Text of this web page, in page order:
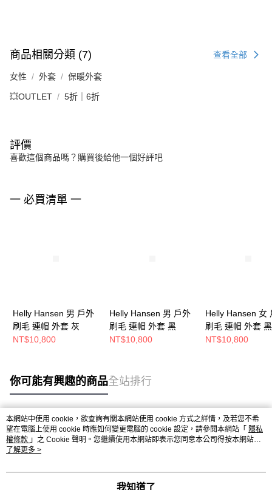
商品相關分類 (7) 查看全部
女性 外套 保暖外套
💥OUTLET 5折｜6折
評價
喜歡這個商品嗎？購買後給他一個好評吧
一 必買清單 一
Helly Hansen 男 戶外
刷毛 連帽 外套 灰
NT$10,800
Helly Hansen 男 戶外
刷毛 連帽 外套 黑
NT$10,800
Helly Hansen 女
刷毛 連帽 外套 黑
NT$10,800
你可能有興趣的商品全站排行
熱門標籤
本網站中使用 cookie，欲查詢有關本網站使用 cookie 方式之詳情，及若您不希
望在電腦上使用 cookie 時應如何變更電腦的 cookie 設定，請參閱本網站「 隱私
權條款 」之 Cookie 聲明。您繼續使用本網站即表示您同意本公司得按本網站使
用條款之 Cookie 聲明使用 cookie。
了解更多 >
我知道了